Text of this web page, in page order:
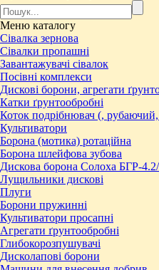
Меню каталогу
Сівалка зернова
Сівалки пропашні
Завантажувачі сівалок
Посівні комплекси
Дискові борони, агрегати
Катки ґрунтообробні
Коток подрібнювач (,
Культиватори
Борона (мотика) ротаційна
Борона шлейфова зубова
Дискова борона Солоха БГР-
Лущильники дискові
Плуги
Борони пружинні
Культиватори просапні
Агрегати ґрунтообробні
Глибокорозпушувачі
Дисколапові борони